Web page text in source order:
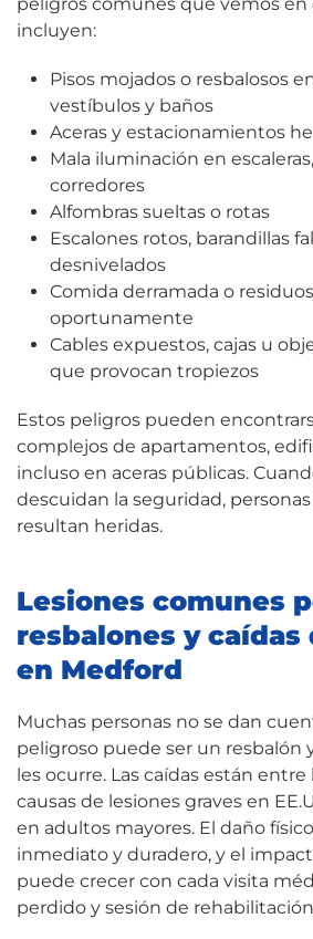
incluyen:
Pisos mojados o resbalosos
vestíbulos y baños
Aceras y estacionamientos
Mala iluminación en
corredores
Alfombras sueltas o rotas
Escalones rotos, barandillas
desnivelados
Comida derramada o
oportunamente
Cables expuestos, cajas u
que provocan tropiezos
Estos peligros pueden
complejos de apartamentos,
incluso en aceras públicas.
descuidan la seguridad,
resultan heridas.
Lesiones comunes
resbalones y caídas
en Medford
Muchas personas no se dan
peligroso puede ser un resbalón
les ocurre. Las caídas están
causas de lesiones graves en
en adultos mayores. El daño
inmediato y duradero, y el
puede crecer con cada visita
perdido y sesión de